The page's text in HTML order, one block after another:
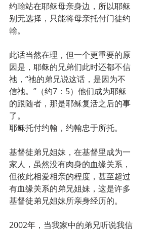
约翰站在耶稣母亲身边，所以耶稣
别无选择，只能将母亲托付门徒约
翰。
此话当然在理，但一个更重要的原
因是，耶稣的兄弟们此时还都不信
祂，“祂的弟兄说这话，是因为不
信祂。”（约7：5）他们成为耶稣
的跟随者，那是耶稣复活之后的事
了。
耶稣托付约翰，约翰忠于所托。
基督徒弟兄姐妹，在基督里成为一
家人，虽然没有肉身的血缘关系，
但彼此相爱相亲的程度，甚至超过
有血缘关系的弟兄姐妹，这是许多
基督徒弟兄姐妹所亲身经历的。
2002年，当我家中的弟兄听说我信